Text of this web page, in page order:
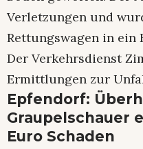
Verletzungen und
Rettungswagen in ein
Der Verkehrsdienst
Ermittlungen zur
Epfendorf:
Graupelschauer
Euro Schaden